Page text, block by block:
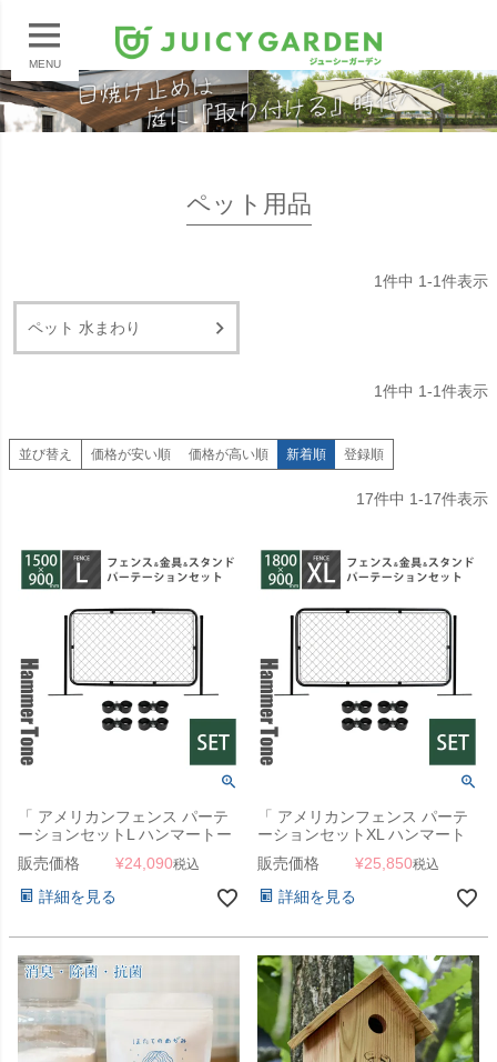
MENU
ペット用品
1件中 1-1件表示
ペット 水まわり
1件中 1-1件表示
並び替え 価格が安い順 価格が高い順 新着順 登録順
17件中 1-17件表示
「 アメリカンフェンス パーテ
ーションセットL ハンマートー
ンブラック （ 1500×900mmフ
ェンス＋Φ31.8mmスタンド2本
＋ジョイントA4個 ） 」
販売価格 ¥24,090税込
詳細を見る
「 アメリカンフェンス パーテ
ーションセットXL ハンマート
ーンブラック （ 1800×900mm
フェンス＋Φ31.8mmスタンド2
本＋ジョイントA4個 ） 」
販売価格 ¥25,850税込
詳細を見る